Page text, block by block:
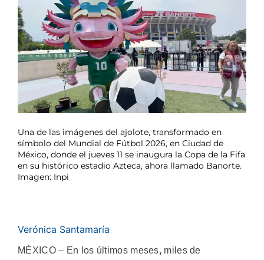
Una de las imágenes del ajolote, transformado en
símbolo del Mundial de Fútbol 2026, en Ciudad de
México, donde el jueves 11 se inaugura la Copa de la Fifa
en su histórico estadio Azteca, ahora llamado Banorte.
Imagen: Inpi
Verónica Santamaría
MÉXICO – En los últimos meses, miles de